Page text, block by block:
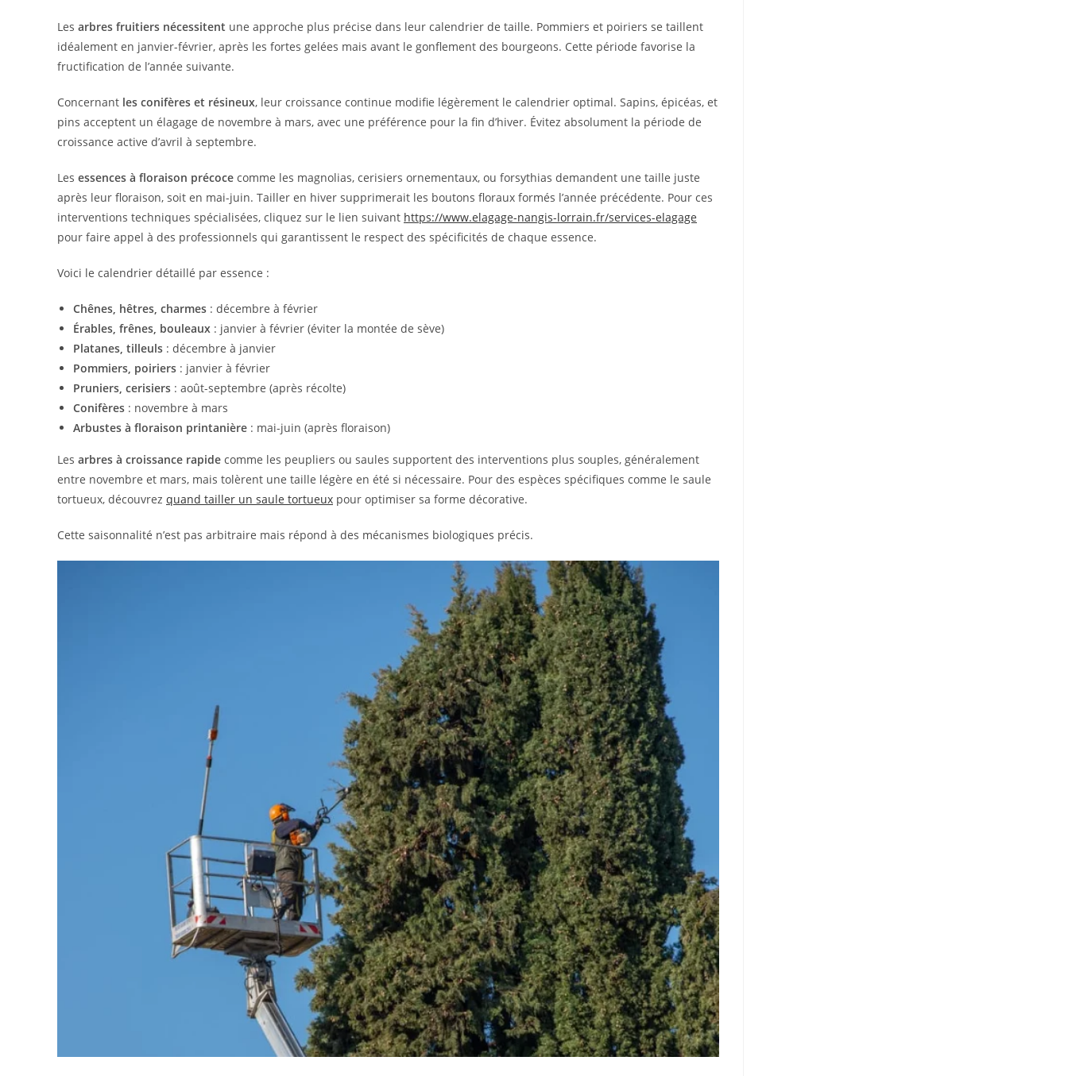
Les arbres fruitiers nécessitent une approche plus précise dans leur calendrier de taille. Pommiers et poiriers se taillent
idéalement en janvier-février, après les fortes gelées mais avant le gonflement des bourgeons. Cette période favorise la
fructification de l’année suivante.
Concernant les conifères et résineux, leur croissance continue modifie légèrement le calendrier optimal. Sapins, épicéas, et
pins acceptent un élagage de novembre à mars, avec une préférence pour la fin d’hiver. Évitez absolument la période de
croissance active d’avril à septembre.
Les essences à floraison précoce comme les magnolias, cerisiers ornementaux, ou forsythias demandent une taille juste
après leur floraison, soit en mai-juin. Tailler en hiver supprimerait les boutons floraux formés l’année précédente. Pour ces
interventions techniques spécialisées, cliquez sur le lien suivant https://www.elagage-nangis-lorrain.fr/services-elagage
pour faire appel à des professionnels qui garantissent le respect des spécificités de chaque essence.
Voici le calendrier détaillé par essence :
Chênes, hêtres, charmes : décembre à février
Érables, frênes, bouleaux : janvier à février (éviter la montée de sève)
Platanes, tilleuls : décembre à janvier
Pommiers, poiriers : janvier à février
Pruniers, cerisiers : août-septembre (après récolte)
Conifères : novembre à mars
Arbustes à floraison printanière : mai-juin (après floraison)
Les arbres à croissance rapide comme les peupliers ou saules supportent des interventions plus souples, généralement
entre novembre et mars, mais tolèrent une taille légère en été si nécessaire. Pour des espèces spécifiques comme le saule
tortueux, découvrez quand tailler un saule tortueux pour optimiser sa forme décorative.
Cette saisonnalité n’est pas arbitraire mais répond à des mécanismes biologiques précis.